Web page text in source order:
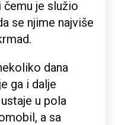
čemu je služio
se njime najviše
dana
ga i dalje
u pola
a sa